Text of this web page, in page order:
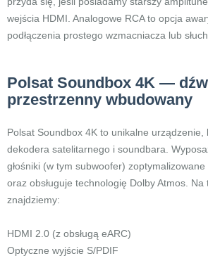
wejścia HDMI. Analogowe RCA to opcja
podłączenia prostego wzmacniacza lub
Polsat Soundbox 4K —
przestrzenny wbudowany
Polsat Soundbox 4K to unikalne urządzenie,
dekodera satelitarnego i soundbara.
głośniki (w tym subwoofer)
oraz obsługuje technologię Dolby Atmos. Na
znajdziemy:
HDMI 2.0 (z obsługą eARC)
Optyczne wyjście S/PDIF